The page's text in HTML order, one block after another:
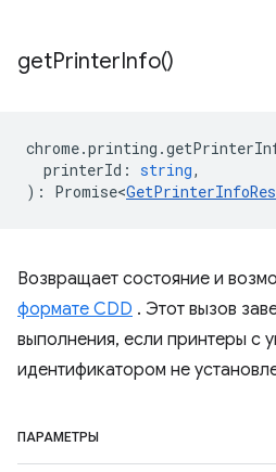
getPrinterInfo()
chrome.printing .
printerId : string,
) : Promise<
Возвращает состояние и
формате CDD . Этот вызов
выполнения, если принтеры с
идентификатором не
ПАРАМЕТРЫ